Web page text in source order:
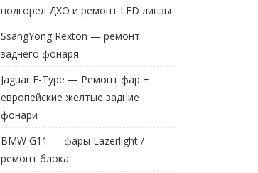
подгорел ДХО и ремонт LED линзы
SsangYong Rexton — ремонт
заднего фонаря
Jaguar F-Type — Ремонт фар +
европейские жёлтые задние
фонари
BMW G11 — фары Lazerlight /
ремонт блока